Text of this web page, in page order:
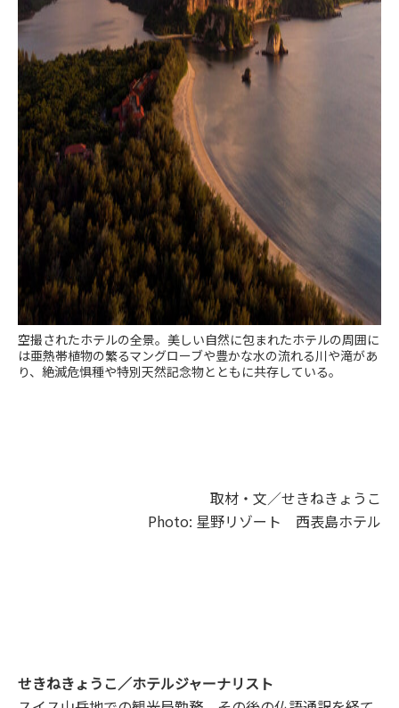
空撮されたホテルの全景。美しい自然に包まれたホテルの周囲に
は亜熱帯植物の繁るマングローブや豊かな水の流れる川や滝があ
り、絶滅危惧種や特別天然記念物とともに共存している。
取材・文／せきねきょうこ
Photo: 星野リゾート 西表島ホテル
せきねきょうこ／ホテルジャーナリスト